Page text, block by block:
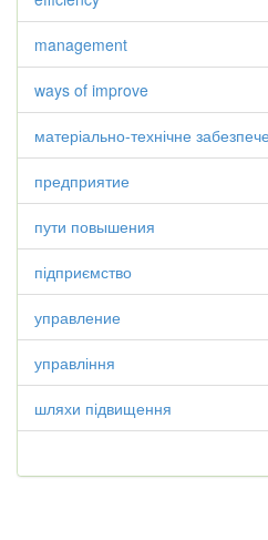
management
ways of improve
матеріально-технічне
предприятие
пути повышения
підприємство
управление
управління
шляхи підвищення